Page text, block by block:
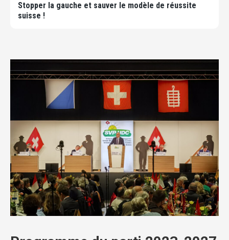
Stopper la gauche et sauver le modèle de réussite
suisse !